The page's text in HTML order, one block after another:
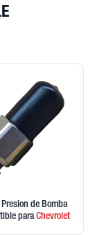
de Bomba
paraChevrolet